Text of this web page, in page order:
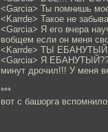
<Garcia> Ты помнишь
<Karrde> Такое не
<Garcia> Я его вчера
вобщем если он меня
<Karrde> ТЫ
<Garcia> Я
минут дрочил!!! У меня
***
вот с башорга